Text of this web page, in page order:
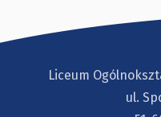
Liceum
ul.